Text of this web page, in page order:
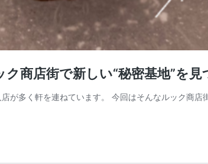
商店街で新しい“秘密基地”を見
が多く軒を連ねています。 今回はそんなルック商